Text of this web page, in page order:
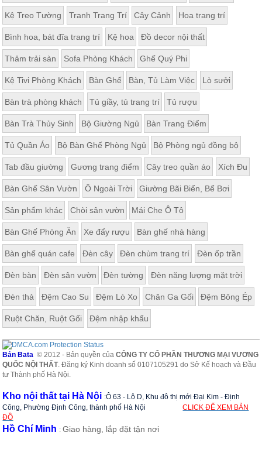
Kệ Treo Tường Tranh Trang Trí Cây Cảnh Hoa trang trí
Bình hoa, bát đĩa trang trí Kệ hoa Đồ decor nội thất
Thảm trải sàn Sofa Phòng Khách Ghế Quý Phi
Kệ Tivi Phòng Khách Bàn Ghế Bàn, Tủ Làm Việc Lò sưởi
Bàn trà phòng khách Tủ giầy, tủ trang trí Tủ rượu
Bàn Trà Thủy Sinh Bộ Giường Ngủ Bàn Trang Điểm
Tủ Quần Áo Bộ Bàn Ghế Phòng Ngủ Bộ Phòng ngủ đồng bộ
Tab đầu giường Gương trang điểm Cây treo quần áo Xích Đu
Bàn Ghế Sân Vườn Ô Ngoài Trời Giường Bãi Biển, Bể Bơi
Sản phẩm khác Chòi sân vườn Mái Che Ô Tô
Bàn Ghế Phòng Ăn Xe đẩy rượu Bàn ghế nhà hàng
Bàn ghế quán cafe Đèn cây Đèn chùm trang trí Đèn ốp trần
Đèn bàn Đèn sân vườn Đèn tường Đèn năng lượng mặt trời
Đèn thả Đệm Cao Su Đệm Lò Xo Chăn Ga Gối Đệm Bông Ép
Ruột Chăn, Ruột Gối Đệm nhập khẩu
Bản Bata © 2012 - Bản quyền củaCÔNG TY CỔ PHẦN THƯƠNG MẠI VƯƠNG
QUỐC NỘI THẤT. Đăng ký Kinh doanh số 0107105291 do Sở Kế hoạch và Đầu
tư Thành phố Hà Nội.
Kho nội thất tại Hà Nội :Ô 63 - Lô D, Khu đô thị mới Đại Kim - Định
Công, Phường Định Công, thành phố Hà Nội
CLICK ĐỂ XEM BẢN
ĐỒ
Hồ Chí Minh :Giao hàng, lắp đặt tận nơi